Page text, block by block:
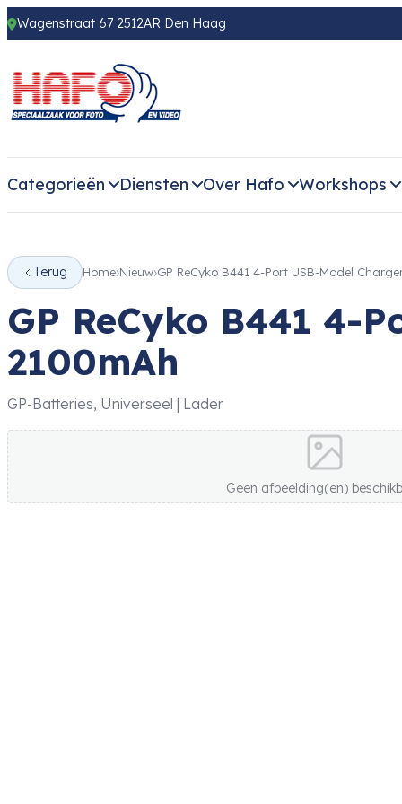
Wagenstraat 67 2512AR Den Haag
Categorieën Diensten Over Hafo Workshops
Terug Home Nieuw GP ReCyko B441 4-Port USB-Model
GP ReCyko B441 4-
2100mAh
GP-Batteries, Universeel | Lader
Geen afbeelding(en)